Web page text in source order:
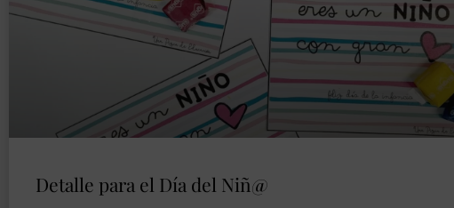
Detalle para el Día del Niñ@